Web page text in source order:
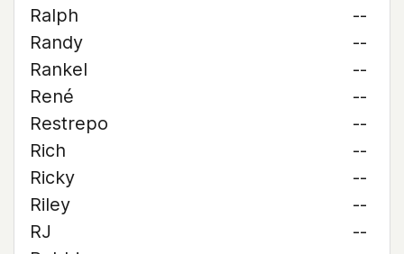
Ralph
--
Randy
--
Rankel
--
René
--
Restrepo
--
Rich
--
Ricky
--
Riley
--
RJ
--